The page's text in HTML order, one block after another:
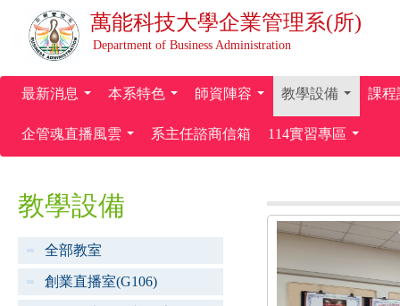
萬能科技大學企業管理系(所)
Department of Business Administration
最新消息 本系特色 師資陣容 教學設備 課程
企管魂直播風雲 系主任諮商信箱 114實習專區
教學設備
全部教室
創業直播室(G106)